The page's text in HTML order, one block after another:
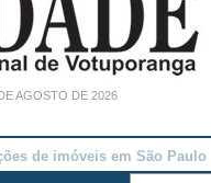
AGOSTO DE 2026